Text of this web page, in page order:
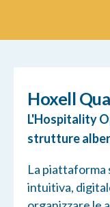
Hoxell
L'Hospitality
strutture
La
intuitiva,